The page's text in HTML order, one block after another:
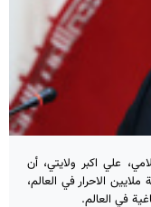
علي اكبر ولايتي، أن
الاحرار في العالم،
في العالم.